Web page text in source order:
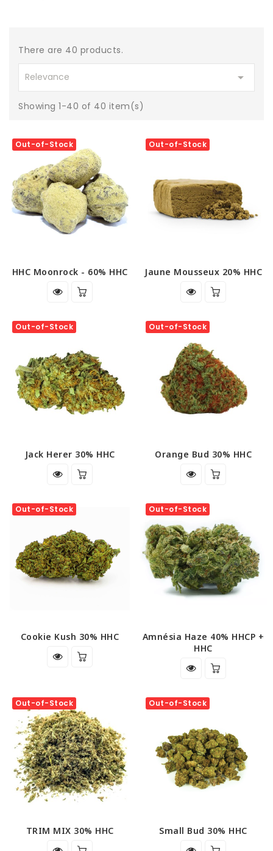
There are 40 products.
Relevance 
Showing 1-40 of 40 item(s)
Out-of-Stock
HHC Moonrock - 60% HHC
Out-of-Stock
Jaune Mousseux 20% HHC
Out-of-Stock
Jack Herer 30% HHC
Out-of-Stock
Orange Bud 30% HHC
Out-of-Stock
Cookie Kush 30% HHC
Out-of-Stock
Amnésia Haze 40% HHCP +
HHC
Out-of-Stock
TRIM MIX 30% HHC
Out-of-Stock
Small Bud 30% HHC